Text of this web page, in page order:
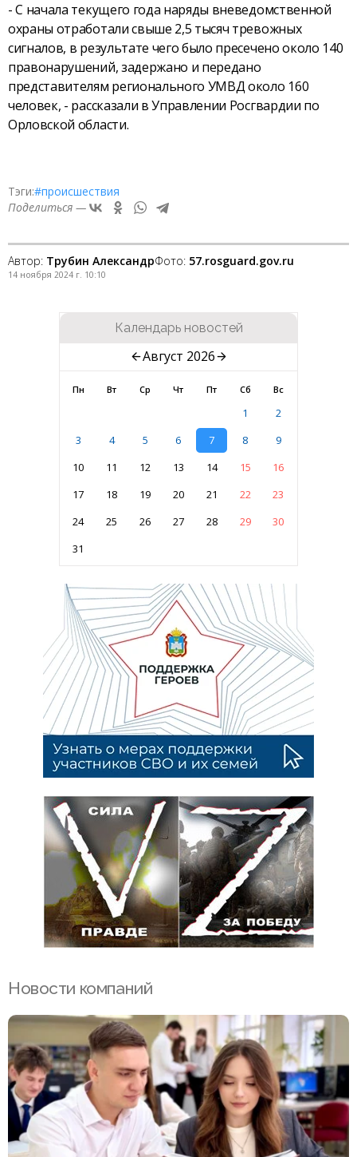
- С начала текущего года наряды вневедомственной
охраны отработали свыше 2,5 тысяч тревожных
сигналов, в результате чего было пресечено около 140
правонарушений, задержано и передано
представителям регионального УМВД около 160
человек, - рассказали в Управлении Росгвардии по
Орловской области.
Тэги:#происшествия
Поделиться —
Автор: Трубин АлександрФото: 57.rosguard.gov.ru
14 ноября 2024 г. 10:10
Календарь новостей
Август 2026
Пн Вт Ср Чт Пт Сб Вс
1
2
3
4 5 6 7 8
9
10
11 12 13 14 15
16
17
18 19 20 21 22
23
24
25 26 27 28 29
30
31
Новости компаний